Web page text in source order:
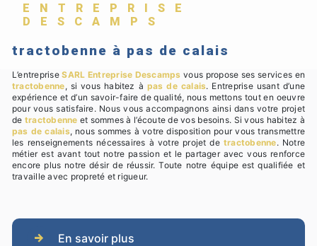
ENTREPRISE
DESCAMPS
tractobenne à pas de calais
L’entrepriseSARL Entreprise Descamps vous propose ses services en
tractobenne, si vous habitez à pas de calais. Entreprise usant d’une
expérience et d’un savoir-faire de qualité, nous mettons tout en oeuvre
pour vous satisfaire. Nous vous accompagnons ainsi dans votre projet
de tractobenne et sommes à l’écoute de vos besoins. Si vous habitez à
pas de calais, nous sommes à votre disposition pour vous transmettre
les renseignements nécessaires à votre projet de tractobenne. Notre
métier est avant tout notre passion et le partager avec vous renforce
encore plus notre désir de réussir. Toute notre équipe est qualifiée et
travaille avec propreté et rigueur.
En savoir plus